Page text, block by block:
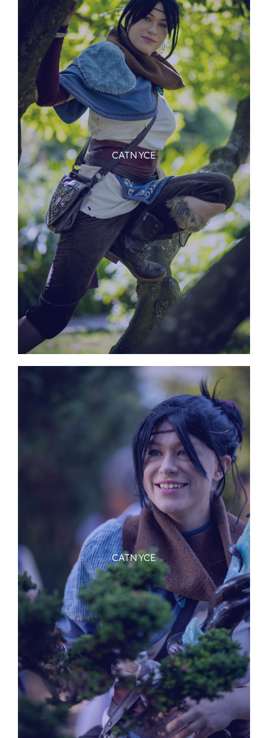
CATNYCE
CATNYCE